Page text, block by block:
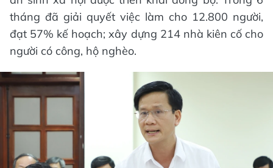
tháng đã giải quyết việc làm cho 12.800 người,
đạt 57% kế hoạch; xây dựng 214 nhà kiên cố cho
người có công, hộ nghèo.